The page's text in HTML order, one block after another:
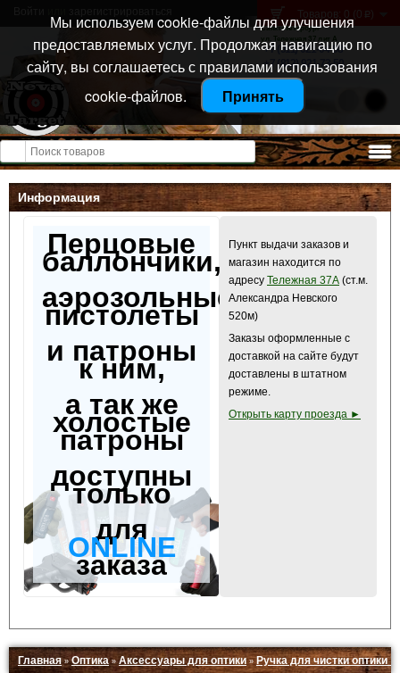
Санкт-Петербург
ул. Тележная 37 лит А
+7 (911) 021-04-08
+7 (812) 921-73-50
Товаров: 0 (0 p )
Открыть меню
Информация
Перцовые
баллончики,
аэрозольные
пистолеты
и патроны
к ним,
а так же
холостые
патроны
доступны
только
для
ONLINE
заказа
Пункт выдачи заказов и
магазин находится по
адресу Тележная 37А (ст.м.
Александра Невского
520м)
Заказы оформленные с
доставкой на сайте будут
доставлены в штатном
режиме.
Открыть карту проезда ►
Главная»Оптика » Аксессуары для оптики» Ручка для чистки оптики
Мы используем cookie-файлы для улучшения
предоставляемых услуг. Продолжая навигацию по
сайту, вы соглашаетесь с правилами использования
cookie-файлов.
Принять